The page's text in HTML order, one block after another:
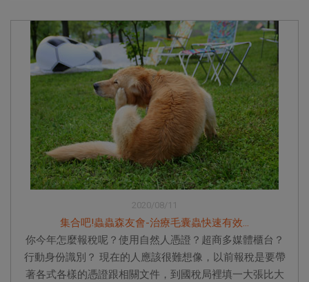
2020/08/11
集合吧!蟲蟲森友會-治療毛囊蟲快速有效...
你今年怎麼報稅呢？使用自然人憑證？超商多媒體櫃台？
行動身份識別？ 現在的人應該很難想像，以前報稅是要帶
著各式各樣的憑證跟相關文件，到國稅局裡填一大張比大